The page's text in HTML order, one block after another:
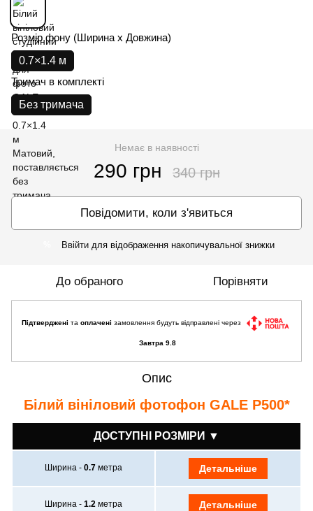
Розмір фону (Ширина х Довжина)
0.7×1.4 м
Тримач в комплекті
Без тримача
Немає в наявності
290 грн 340 грн
Повідомити, коли з'явиться
Ввійтидля відображення накопичувальної знижки
До обраного Порівняти
Підтверджені та оплачені замовлення будуть відправлені через
Завтра 9.8
Опис
Білий вініловий фотофон GALE P500*
ДОСТУПНІ РОЗМІРИ ▼
Ширина - 0.7 метра Детальніше
Ширина - 1.2 метра Детальніше